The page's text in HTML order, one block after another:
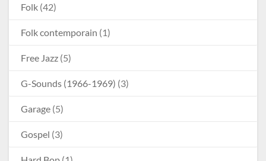
Folk (42)
Folk contemporain (1)
Free Jazz (5)
G-Sounds (1966-1969) (3)
Garage (5)
Gospel (3)